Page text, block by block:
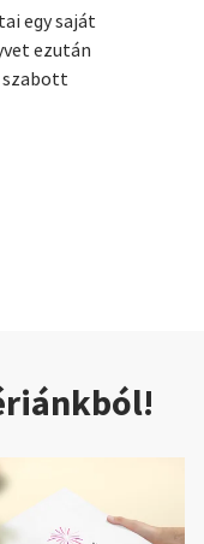
egy saját
ezután
szabott